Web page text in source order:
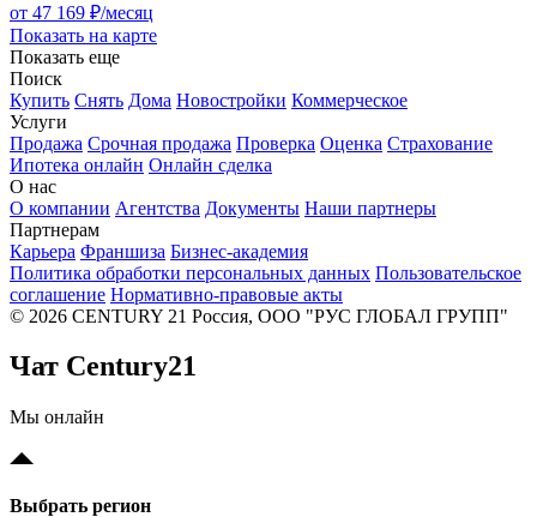
от 47 169 ₽/месяц
Показать на карте
Показать еще
Поиск
Купить Снять Дома Новостройки Коммерческое
Услуги
Продажа Срочная продажа Проверка Оценка Страхование
Ипотека онлайн Онлайн сделка
О нас
О компании Агентства Документы Наши партнеры
Партнерам
Карьера Франшиза Бизнес-академия
Политика обработки персональных данных Пользовательское
соглашение Нормативно-правовые акты
© 2026 CENTURY 21 Россия, ООО "РУС ГЛОБАЛ ГРУПП"
Чат Century21
Мы онлайн
Выбрать регион